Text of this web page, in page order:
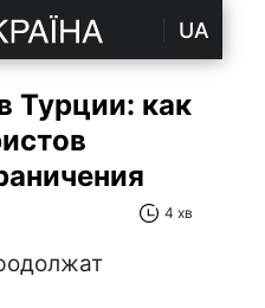
UA
Турции: как
4 хв